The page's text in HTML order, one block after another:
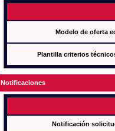
Modelo de oferta
Plantilla criterios
Notificaciones
Notificación